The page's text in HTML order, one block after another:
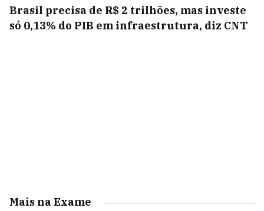
Brasil precisa de R$ 2 trilhões, mas investe
só 0,13% do PIB em infraestrutura, diz CNT
Mais na Exame